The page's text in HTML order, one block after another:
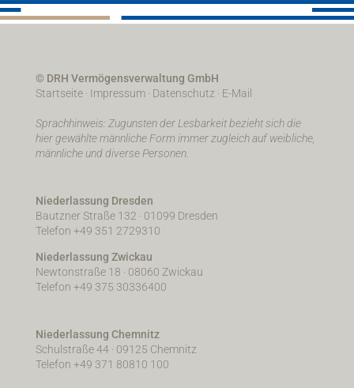
© DRH Vermögensverwaltung GmbH
Startseite· Impressum· Datenschutz · E-Mail
Sprachhinweis: Zugunsten der Lesbarkeit bezieht sich die
hier gewählte männliche Form immer zugleich auf weibliche,
männliche und diverse Personen.
Niederlassung Dresden
Bautzner Straße 132 · 01099 Dresden
Telefon +49 351 2729310
Niederlassung Zwickau
Newtonstraße 18 · 08060 Zwickau
Telefon +49 375 30336400
Niederlassung Chemnitz
Schulstraße 44 · 09125 Chemnitz
Telefon +49 371 80810 100